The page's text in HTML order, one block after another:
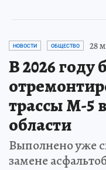
НОВОСТИ ОБЩЕСТВО 28
В 2026 году
трассы М-5
области
Выполнено уже
замене